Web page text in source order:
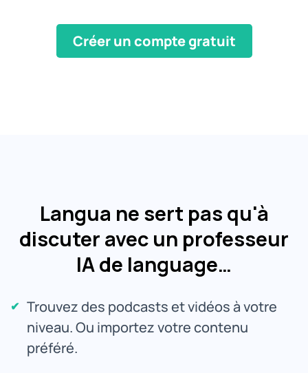
Créer un compte gratuit
Langua ne sert pas qu'à
discuter avec un professeur
IA de language…
Trouvez des podcasts et vidéos à votre
niveau. Ou importez votre contenu
préféré.